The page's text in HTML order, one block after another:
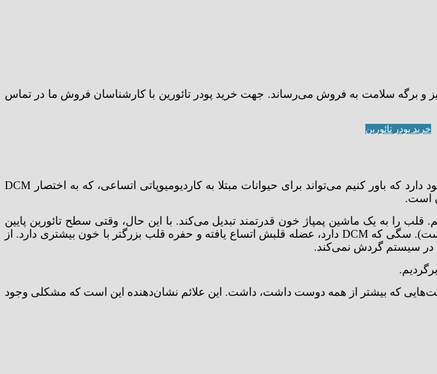
غذایی دامی را به همراه آنالیز و برگه سلامت به فروش می‌رساند. جهت خرید پودر تائورین با کارشناسان فروش ما در تماس
خرید پودر تائورین
علاوه بر لیست طولانی سیستم‌هایی که تائورین به آنها کمک می‌کند، دلیلی وجود دارد که باور کنیم می‌تواند برای حیوانات مبتلا به کاردیومیوپاتی اتساعی، که به اختصار DCM
است.
قلب را به یک ماشین پمپاژ خون قدرتمند تبدیل می‌کند. با این حال، وقتی سطح تائورین پایین
است، قلب ضعیف‌تر می‌شود و به طور ناکارآمدتری پمپاژ می‌کند (این خوب نیست). سگی که DCM دارد، عضله قلبش اتساع یافته و حفره قلب بزرگتر با خون بیشتری دارد. از
در سیستم گردش نمی‌کند.
که بیشتر از همه دوست داشت، داشت. این علائم نشان‌دهنده این است که مشکلی وجود